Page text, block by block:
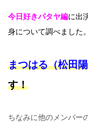
今日好きパタヤ編に出
身について調べました。
まつはる（松田
す！
ちなみに他のメンバー